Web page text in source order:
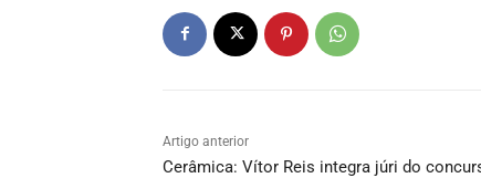
Artigo anterior
Cerâmica: Vítor Reis integra júri do